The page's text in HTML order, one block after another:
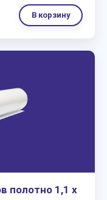
В корзину
полотно 1,1 х